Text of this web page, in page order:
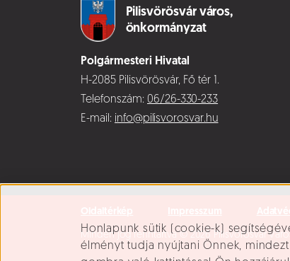
Süti beállítások
Honlapunk sütik (cookie-k)
élményt tudja nyújtani Önnek,
Pilisvörösvár város,
önkormányzat
Polgármesteri Hivatal
H-2085 Pilisvörösvár, Fő tér 1.
Telefonszám: 06/26-330-233
E-mail: info@pilisvorosvar.hu
Minden jog fenntartva © 2026 Pilisvörösvár